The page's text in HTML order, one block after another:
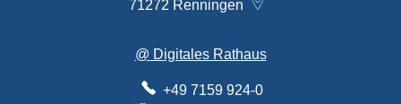
71272 Renningen
@ Digitales Rathaus
+49 7159 924-0